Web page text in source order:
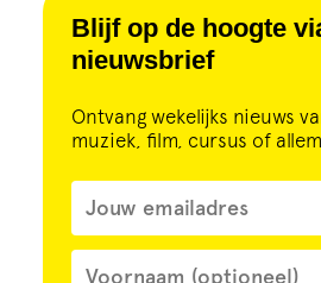
ECI Cultuurcafé
Over ons
Blijf op de hoogte
nieuwsbrief
Ontvang wekelijks nieuws
muziek, film, cursus of